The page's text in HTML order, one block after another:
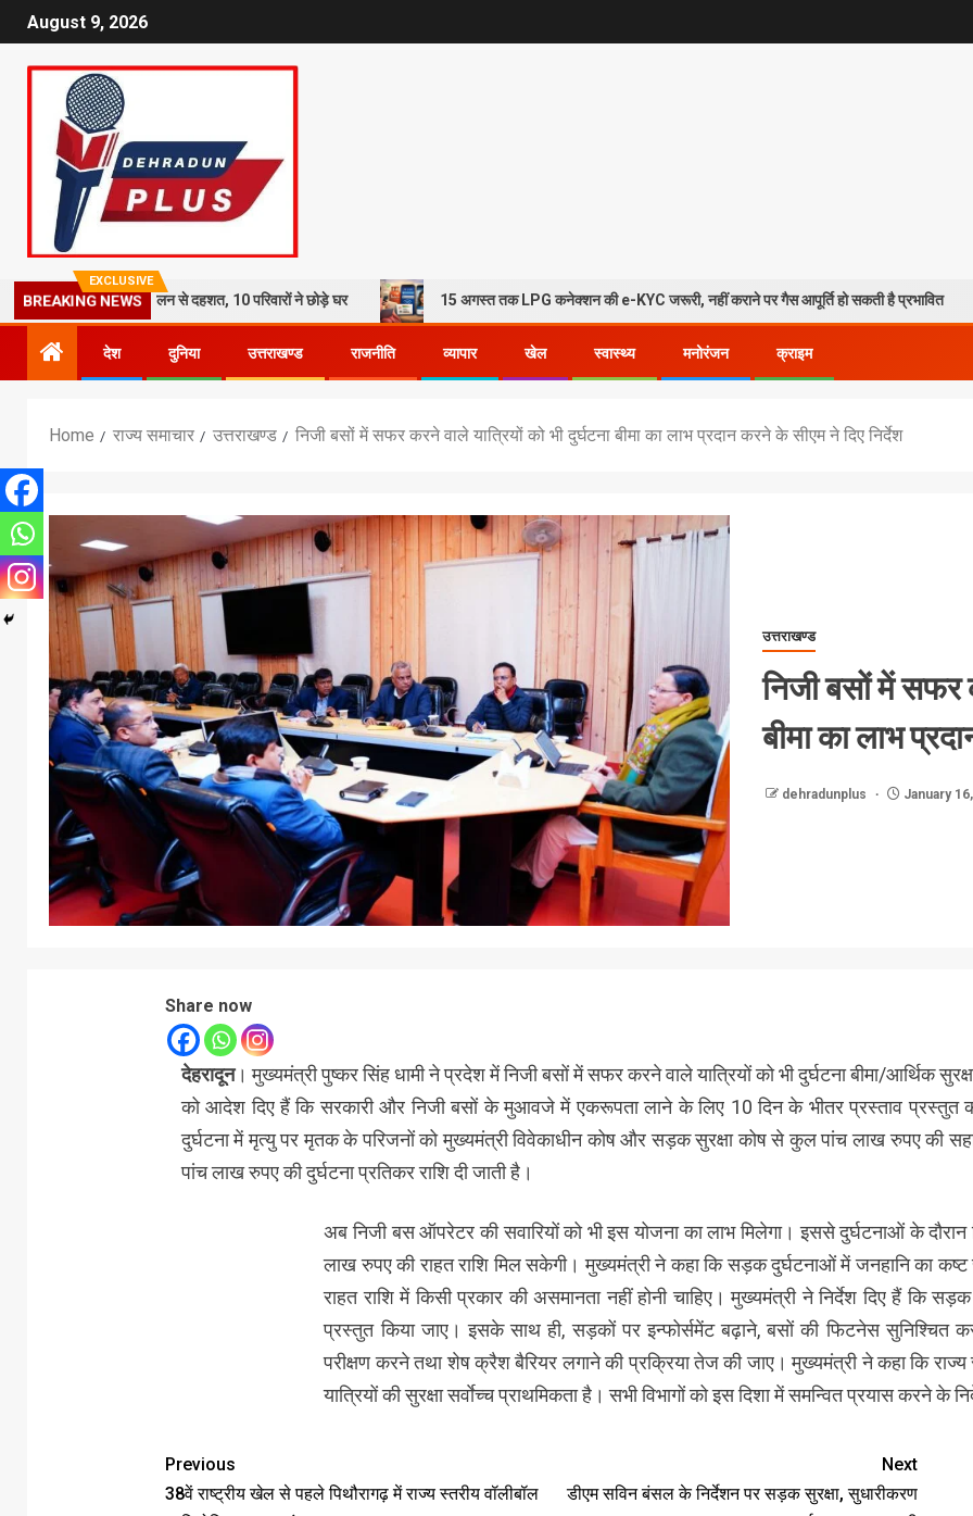
August 9, 2026
EXCLUSIVE
BREAKING NEWS
का कहर: भूस्खलन से दहशत, 10 परिवारों ने छोड़े घर 15 अगस्त तक LPG कनेक्शन की e-KYC जरूरी, नहीं कराने पर गैस आपूर्ति हो सकती है प्रभावित
देश दुनिया उत्तराखण्ड राजनीति व्यापार खेल स्वास्थ्य मनोरंजन क्राइम
Home राज्य समाचार उत्तराखण्ड निजी बसों में सफर करने वाले यात्रियों को भी दुर्घटना बीमा का लाभ प्रदान करने के सीएम ने दिए निर्देश
उत्तराखण्ड
निजी बसों में सफर
बीमा का लाभ
dehradunplus January
Share now
देहरादून। मुख्यमंत्री पुष्कर सिंह धामी ने प्रदेश में निजी बसों में सफर करने वाले यात्रियों को भी दुर्घटना बीमा/आर्थिक
को आदेश दिए हैं कि सरकारी और निजी बसों के मुआवजे में एकरूपता लाने के लिए 10 दिन के भीतर प्रस्ताव प्रस्तुत
दुर्घटना में मृत्यु पर मृतक के परिजनों को मुख्यमंत्री विवेकाधीन कोष और सड़क सुरक्षा कोष से कुल पांच लाख रुपए की
पांच लाख रुपए की दुर्घटना प्रतिकर राशि दी जाती है।
अब निजी बस ऑपरेटर की सवारियों को भी इस योजना का लाभ मिलेगा। इससे दुर्घटनाओं के
लाख रुपए की राहत राशि मिल सकेगी। मुख्यमंत्री ने कहा कि सड़क दुर्घटनाओं में जनहानि का कष्ट
राहत राशि में किसी प्रकार की असमानता नहीं होनी चाहिए। मुख्यमंत्री ने निर्देश दिए हैं कि
प्रस्तुत किया जाए। इसके साथ ही, सड़कों पर इन्फोर्समेंट बढ़ाने, बसों की फिटनेस सुनिश्चित
परीक्षण करने तथा शेष क्रैश बैरियर लगाने की प्रक्रिया तेज की जाए। मुख्यमंत्री ने कहा कि
यात्रियों की सुरक्षा सर्वाेच्च प्राथमिकता है। सभी विभागों को इस दिशा में समन्वित प्रयास करने के
Previous
38वें राष्ट्रीय खेल से पहले पिथौरागढ़ में राज्य स्तरीय वॉलीबॉल
Next
डीएम सविन बंसल के निर्देशन पर सड़क सुरक्षा, सुधारीकरण